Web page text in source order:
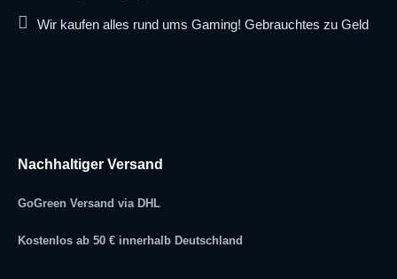
Wir kaufen alles rund ums Gaming! Gebrauchtes zu Geld
Nachhaltiger Versand
GoGreen Versand via DHL
Kostenlos ab 50 € innerhalb Deutschland